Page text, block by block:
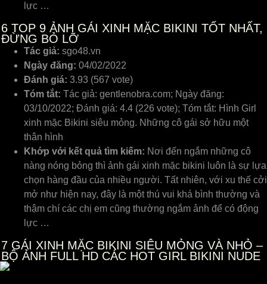
lực …
6 TOP 9 ẢNH GÁI XINH MẶC BIKINI TỐT NHẤT,
ĐỪNG BỎ LỠ
Tác giả: sgo48.vn
Ngày đăng: 04/02/2022
Đánh giá: 3.93 (567 vote)
Tóm tắt: Tác giả: gentlenobra.com; Ngày đăng:
03/10/2022; Đánh giá: 4.4 (226 vote); Tóm tắt: Hình Girl
xinh mặc Bikini siêu mỏng. Những cô gái sở hữu một
thân hình
Khớp với kết quả tìm kiếm: Nơi đến ngắm những cô
nàng nóng bỏng thì ảnh gái xinh mặc bikini luôn là sự lựa
chọn hàng đầu của nhiều người. Tất nhiên, với xu thế cởi
mở như hiện nay, đây là một thú vui khá bình thường và
thậm chí các chị em cũng thường ngắm ảnh để có động
lực …
7 GÁI XINH MẶC BIKINI SIÊU MỎNG VÀ NHỎ –
BỘ ẢNH FULL HD CÁC HOT GIRL BIKINI NUDE